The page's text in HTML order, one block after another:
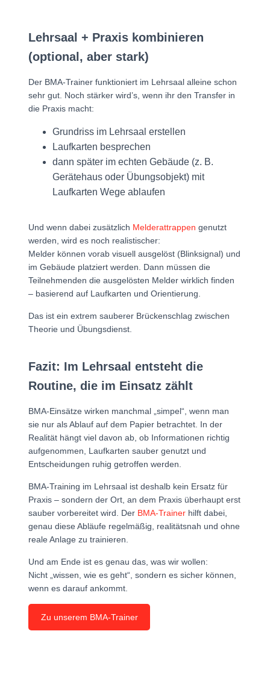
Lehrsaal + Praxis kombinieren
(optional, aber stark)
Der BMA-Trainer funktioniert im Lehrsaal alleine schon
sehr gut. Noch stärker wird’s, wenn ihr den Transfer in
die Praxis macht:
Grundriss im Lehrsaal erstellen
Laufkarten besprechen
dann später im echten Gebäude (z. B.
Gerätehaus oder Übungsobjekt) mit
Laufkarten Wege ablaufen
Und wenn dabei zusätzlich Melderattrappen genutzt
werden, wird es noch realistischer:
Melder können vorab visuell ausgelöst (Blinksignal) und
im Gebäude platziert werden. Dann müssen die
Teilnehmenden die ausgelösten Melder wirklich finden
– basierend auf Laufkarten und Orientierung.
Das ist ein extrem sauberer Brückenschlag zwischen
Theorie und Übungsdienst.
Fazit: Im Lehrsaal entsteht die
Routine, die im Einsatz zählt
BMA-Einsätze wirken manchmal „simpel“, wenn man
sie nur als Ablauf auf dem Papier betrachtet. In der
Realität hängt viel davon ab, ob Informationen richtig
aufgenommen, Laufkarten sauber genutzt und
Entscheidungen ruhig getroffen werden.
BMA-Training im Lehrsaal ist deshalb kein Ersatz für
Praxis – sondern der Ort, an dem Praxis überhaupt erst
sauber vorbereitet wird. Der BMA-Trainer hilft dabei,
genau diese Abläufe regelmäßig, realitätsnah und ohne
reale Anlage zu trainieren.
Und am Ende ist es genau das, was wir wollen:
Nicht „wissen, wie es geht“, sondern es sicher können,
wenn es darauf ankommt.
Zu unserem BMA-Trainer